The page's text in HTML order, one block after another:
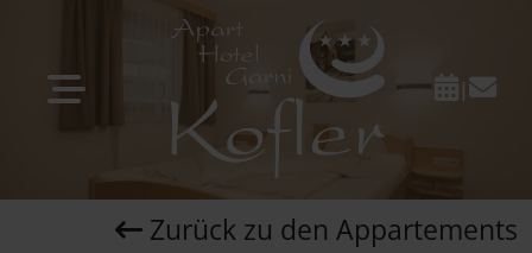
|
Zurück zu den Appartements